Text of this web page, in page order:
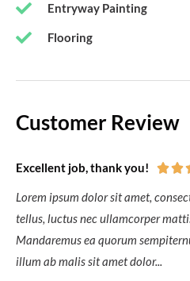
Entryway Painting
Flooring
Customer Review
Excellent job, thank you! 
Lorem ipsum dolor sit amet,
tellus, luctus nec ullamcorper
Mandaremus ea quorum
illum ab malis sit amet dolor...